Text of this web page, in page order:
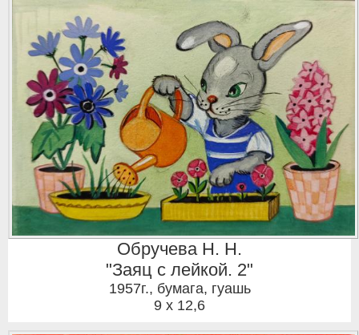
Обручева Н. Н.
"Заяц с лейкой. 2"
1957г., бумага, гуашь
9 x 12,6